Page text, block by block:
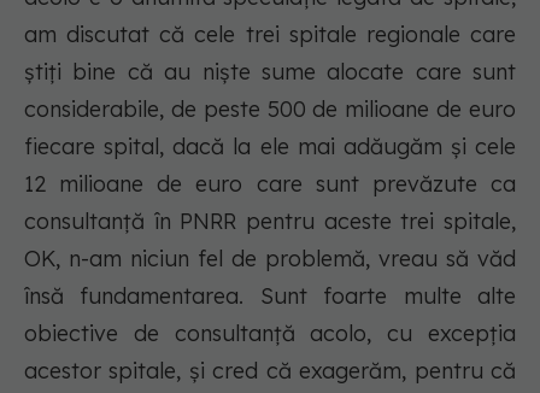
am discutat că cele trei spitale regionale care
știți bine că au niște sume alocate care sunt
considerabile, de peste 500 de milioane de euro
fiecare spital, dacă la ele mai adăugăm și cele
12 milioane de euro care sunt prevăzute ca
consultanță în PNRR pentru aceste trei spitale,
OK, n-am niciun fel de problemă, vreau să văd
însă fundamentarea. Sunt foarte multe alte
obiective de consultanță acolo, cu excepția
acestor spitale, și cred că exagerăm, pentru că